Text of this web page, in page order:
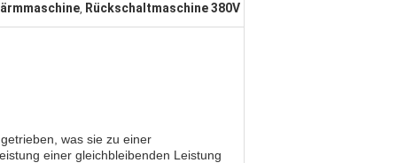
, Rückschaltmaschine 380V
was sie zu einer
einer gleichbleibenden Leistung